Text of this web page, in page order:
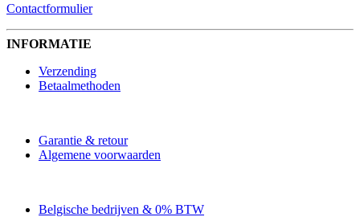
Contactformulier
INFORMATIE
Verzending
Betaalmethoden
Garantie & retour
Algemene voorwaarden
Belgische bedrijven & 0% BTW